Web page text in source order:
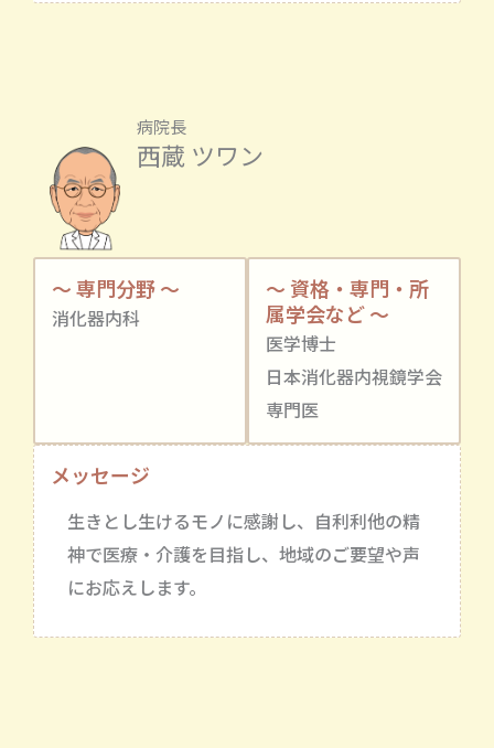
病院長
西蔵 ツワン
～ 専門分野 ～
消化器内科
～ 資格・専門・所
属学会など ～
医学博士
日本消化器内視鏡学会
専門医
メッセージ
生きとし生けるモノに感謝し、自利利他の精
神で医療・介護を目指し、地域のご要望や声
にお応えします。